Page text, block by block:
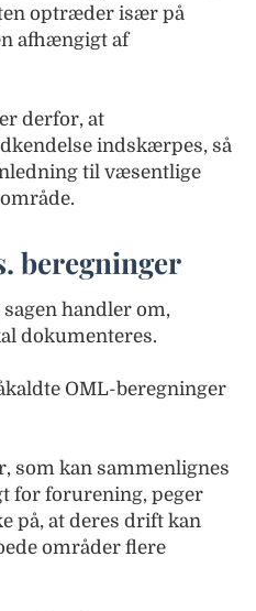
optræder især på
afhængigt af
derfor, at
indskærpes, så
til væsentlige
beregninger
handler om,
dokumenteres.
OML-beregninger
som kan sammenlignes
for forurening, peger
på, at deres drift kan
områder flere